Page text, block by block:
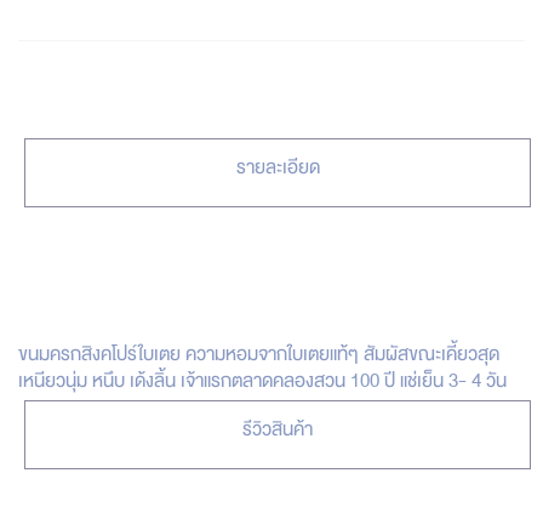
รายละเอียด
ขนมครกสิงคโปร์ใบเตย ความหอมจากใบเตยแท้ๆ สัมผัสขณะเคี้ยวสุด
เหนียวนุ่ม หนึบ เด้งลิ้น เจ้าแรกตลาดคลองสวน 100 ปี แช่เย็น 3- 4 วัน
รีวิวสินค้า